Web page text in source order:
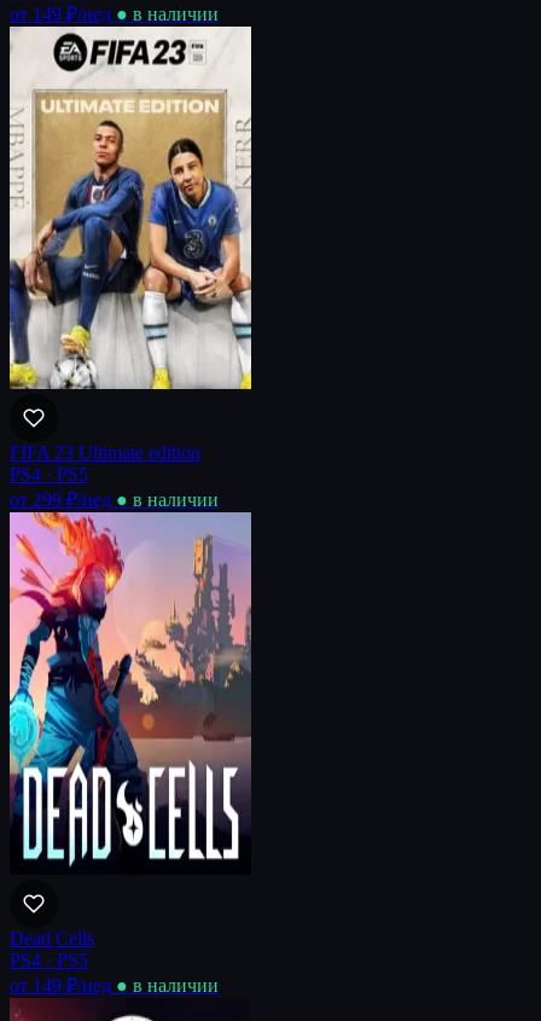
от 149 ₽/нед ● в наличии
FIFA 23 Ultimate edition
PS4 · PS5
от 299 ₽/нед ● в наличии
Dead Cells
PS4 · PS5
от 149 ₽/нед ● в наличии